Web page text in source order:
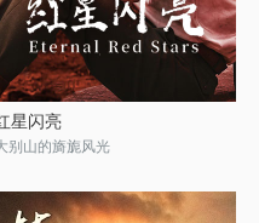
星闪亮
别山的旖旎风光